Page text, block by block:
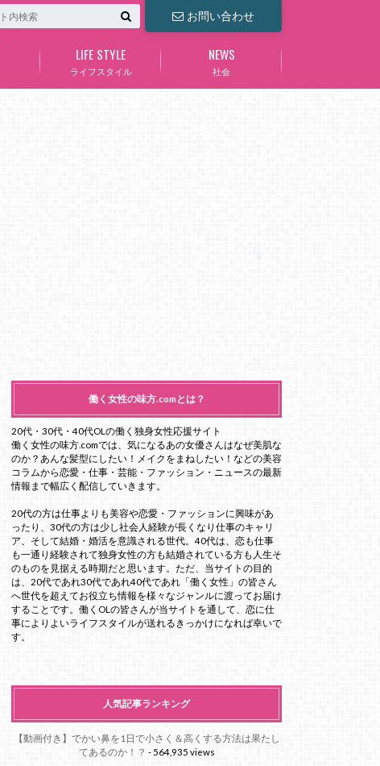
お問い合わせ
ライフスタイル
LIFE STYLE
社会
NEWS
働く女性の味方.comとは？
20代・30代・40代OLの働く独身女性応援サイト
働く女性の味方.comでは、気になるあの女優さんはなぜ美肌な
のか？あんな髪型にしたい！メイクをまねしたい！などの美容
コラムから恋愛・仕事・芸能・ファッション・ニュースの最新
情報まで幅広く配信していきます。
20代の方は仕事よりも美容や恋愛・ファッションに興味があ
ったり、30代の方は少し社会人経験が長くなり仕事のキャリ
ア、そして結婚・婚活を意識される世代。40代は、恋も仕事
も一通り経験されて独身女性の方も結婚されている方も人生そ
のものを見据える時期だと思います。ただ、当サイトの目的
は、20代であれ30代であれ40代であれ「働く女性」の皆さん
へ世代を超えてお役立ち情報を様々なジャンルに渡ってお届け
することです。働くOLの皆さんが当サイトを通して、恋に仕
事によりよいライフスタイルが送れるきっかけになれば幸いで
す。
人気記事ランキング
【動画付き】でかい鼻を1日で小さく＆高くする方法は果たし
てあるのか！？ - 564,935 views